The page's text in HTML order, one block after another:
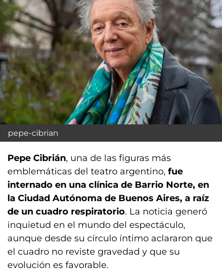
pepe-cibrian
Pepe Cibrián, una de las figuras más
emblemáticas del teatro argentino, fue
internado en una clínica de Barrio Norte, en
la Ciudad Autónoma de Buenos Aires, a raíz
de un cuadro respiratorio. La noticia generó
inquietud en el mundo del espectáculo,
aunque desde su círculo íntimo aclararon que
el cuadro no reviste gravedad y que su
evolución es favorable.